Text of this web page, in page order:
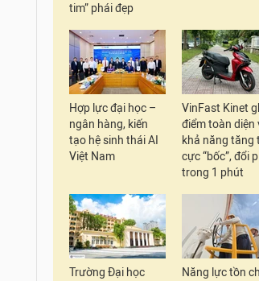
tim” phái đẹp
Hợp lực đại học –
ngân hàng, kiến
tạo hệ sinh thái AI
Việt Nam
VinFast Kinet
điểm toàn diện
khả năng tăng
cực “bốc”, đổi
trong 1 phút
Trường Đại học
Năng lực tồn